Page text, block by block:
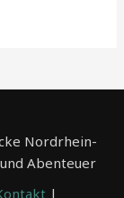
Nordrhein-
Abenteuer
|